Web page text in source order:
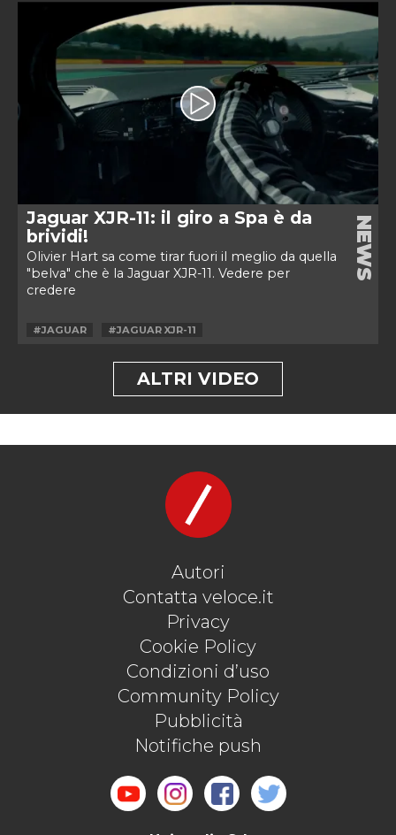
Jaguar XJR-11: il giro a Spa è da
brividi!
Olivier Hart sa come tirar fuori il meglio da quella
"belva" che è la Jaguar XJR-11. Vedere per
credere
NEWS
#JAGUAR #JAGUAR XJR-11
ALTRI VIDEO
Autori
Contatta veloce.it
Privacy
Cookie Policy
Condizioni d’uso
Community Policy
Pubblicità
Notifiche push